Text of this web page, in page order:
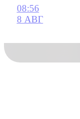
08:56
8 АВГ